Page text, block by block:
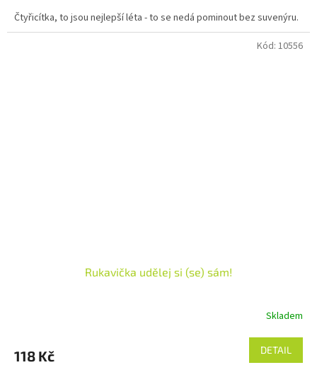
Čtyřicítka, to jsou nejlepší léta - to se nedá pominout bez suvenýru.
Rukavička udělej si (se) sám!
Skladem
118 Kč DETAIL
Kód: 10556